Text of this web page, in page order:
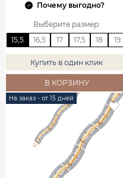
Почему выгодно?
Выберите размер:
15,5
16,5 17 17,5 18 19
Купить в один клик
В КОРЗИНУ
На заказ - от 15 дней